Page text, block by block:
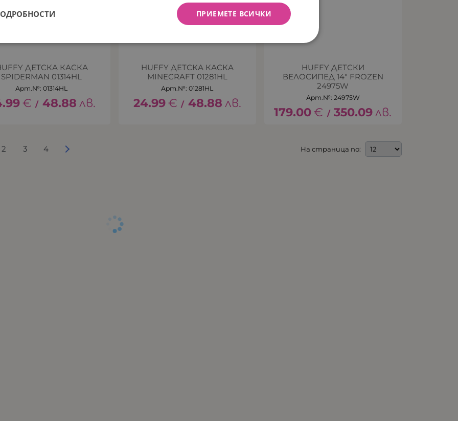
ДЕТСКА КАСКА
SPIDERMAN 01314HL
Арт.№: 01314HL
€ / 48.88 лв.
HUFFY ДЕТСКА КАСКА
MINECRAFT 01281HL
Арт.№: 01281HL
24.99€ / 48.88 лв.
HUFFY ДЕТСКИ
ВЕЛОСИПЕД 14" FROZEN
24975W
Арт.№: 24975W
179.00€ / 350.09лв.
2 3 4 На страница по:
ПРИЕМЕТЕ ВСИЧКИ